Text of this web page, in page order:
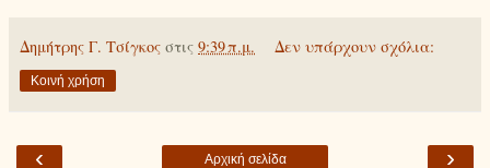
Δημήτρης Γ. Τσίγκος στις 9:39 π.μ. Δεν υπάρχουν σχόλια:
Κοινή χρήση
‹ ›
Αρχική σελίδα